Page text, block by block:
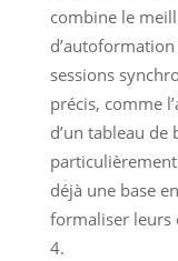
combine le
sessions
précis, comme
d’un tableau
déjà une base
formaliser leurs